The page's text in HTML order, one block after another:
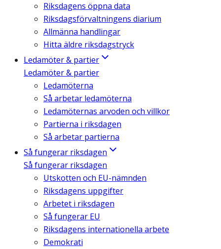
Riksdagens öppna data
Riksdagsförvaltningens diarium
Allmänna handlingar
Hitta äldre riksdagstryck
Ledamöter & partier
Ledamöter & partier
Ledamöterna
Så arbetar ledamöterna
Ledamöternas arvoden och villkor
Partierna i riksdagen
Så arbetar partierna
Så fungerar riksdagen
Så fungerar riksdagen
Utskotten och EU-nämnden
Riksdagens uppgifter
Arbetet i riksdagen
Så fungerar EU
Riksdagens internationella arbete
Demokrati